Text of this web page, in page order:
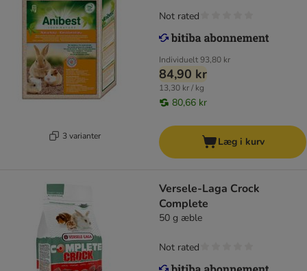
3 varianter
Individuelt93,80 kr
84,90 kr
13,30 kr / kg
80,66 kr
Not rated
Læg i kurv
Versele-Laga Crock
Complete
50 g æble
Not rated